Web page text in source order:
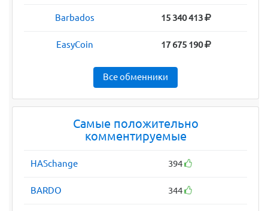
Barbados 15 340 413
EasyCoin 17 675 190
Все обменники
Самые положительно
комментируемые
HASchange 394
BARDO 344